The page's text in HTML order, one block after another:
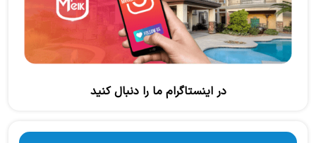
در اینستاگرام ما را دنبال کنید